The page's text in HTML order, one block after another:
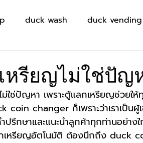
duck wash duck vending
หรียญไม่ใช่ปัญ
ม่ใช่ปัญหา เพราะตู้แลกเหรียญช่วยใ
coin changer ก็เพราะว่าเราเป็
ปรึกษาและแนะนำลูกค้าทุกท่านอย่าง
เหรียญอัตโนมัติ ต้องนึกถึง duck